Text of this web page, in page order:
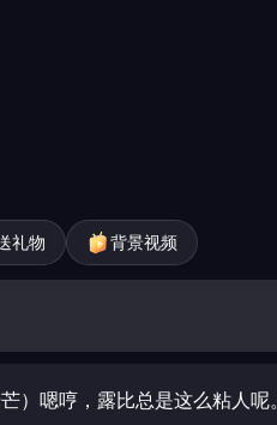
礼物 背景视频
）嗯哼，露比总是这么粘人呢。